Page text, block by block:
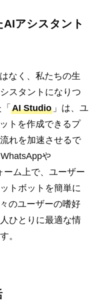
アシスタント
なく、私たちの生
スタントになりつ
AI Studio」は、ユ
トを作成できるプ
れを加速させるで
や
ーム上で、ユーザー
トボットを簡単に
のユーザーの嗜好
ひとりに最適な情
。